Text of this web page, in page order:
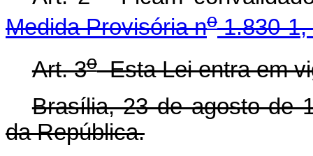
Medida Provisória no1.830-1,
Art. 3oEsta Lei entra em
Brasília, 23 de agosto de
da República.